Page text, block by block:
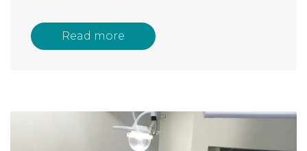
Read more